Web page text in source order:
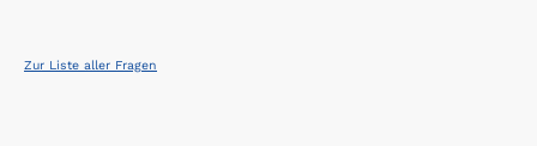
Zur Liste aller Fragen